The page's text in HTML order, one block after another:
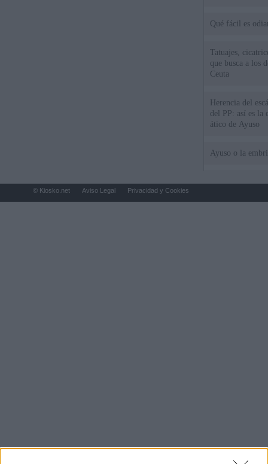
Qué fácil es
Tatuajes,
que busca a los
Ceuta
Herencia del
del PP: así es la
ático de Ayuso
Ayuso o la
© Kiosko.net Aviso Legal Privacidad y Cookies